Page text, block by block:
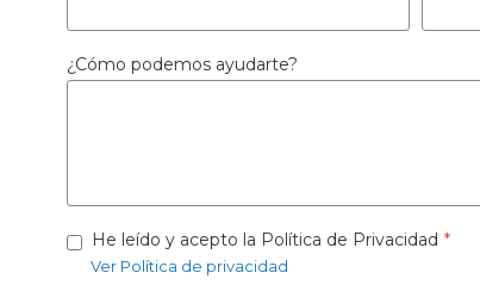
¿Cómo podemos ayudarte?
Ver Política de privacidad
He leído y acepto la Política de Privacidad *